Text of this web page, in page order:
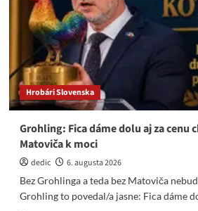
EÚ
migrantmi
v
Ceuty?
Len
sa
pýtam
Hrobári Slovenska
Grohling: Fica dáme dolu aj za cenu
Matoviča k moci
dedic
6. augusta 2026
Bez Grohlinga a teda bez Matoviča
Grohling to povedal/a jasne: Fica dáme